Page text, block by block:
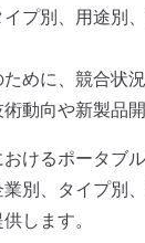
プ別、用途別
めに、競合状
動向や新製品
けるポータブ
別、タイプ別
します。